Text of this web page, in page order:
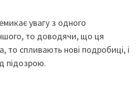
увагу з одного
то доводячи, що ця
то спливають нові подробиці, і
підозрою.